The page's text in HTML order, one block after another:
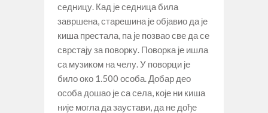
седницу. Кад је седница била
завршена, старешина је објавио да је
киша престала, па је позвао све да се
сврстају за поворку. Поворка је ишла
са музиком на челу. У поворци је
било око 1.500 особа. Добар део
особа дошао је са села, које ни киша
није могла да заустави, да не дође